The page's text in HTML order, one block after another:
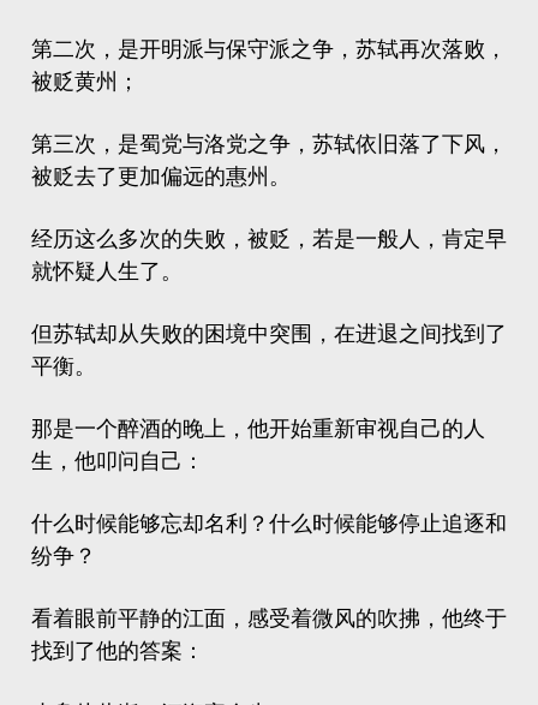
第二次，是开明派与保守派之争，苏轼再次落败，
被贬黄州；
第三次，是蜀党与洛党之争，苏轼依旧落了下风，
被贬去了更加偏远的惠州。
经历这么多次的失败，被贬，若是一般人，肯定早
就怀疑人生了。
但苏轼却从失败的困境中突围，在进退之间找到了
平衡。
那是一个醉酒的晚上，他开始重新审视自己的人
生，他叩问自己：
什么时候能够忘却名利？什么时候能够停止追逐和
纷争？
看着眼前平静的江面，感受着微风的吹拂，他终于
找到了他的答案：